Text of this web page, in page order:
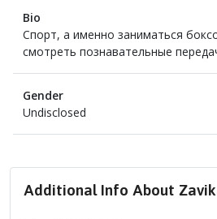
Bio
Спорт, а именно заниматься
смотреть познавательные
Gender
Undisclosed
Additional Info About